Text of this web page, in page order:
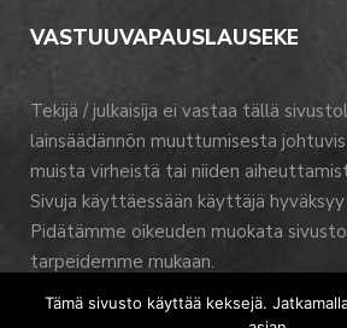
VASTUUVAPAUSLAUSEKE
Tekijä / julkaisija ei vastaa tällä
lainsäädännön muuttumisesta
muista virheistä tai niiden
Sivuja käyttäessään käyttäjä
Pidätämme oikeuden muokata
tarpeidemme mukaan.
Tämä sivusto käyttää keksejä.